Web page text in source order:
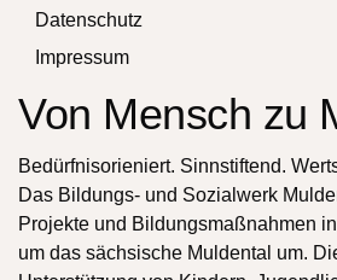
Datenschutz
Impressum
Von Mensch zu
Bedürfnisorieniert. Sinnstiftend.
Das Bildungs- und Sozialwerk
Projekte und Bildungsmaßnahmen
um das sächsische Muldental um.